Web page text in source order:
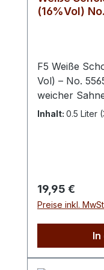
(16%Vol)
F5 Weiße
Vol) – No.
weicher
weißer
Dessertlikör,
weißer
Alkoholbasis vereint. Seine samtige
Konsistenz
Inhalt: 0.5 Liter
Regulärer
19,95 €
Preise inkl.
In